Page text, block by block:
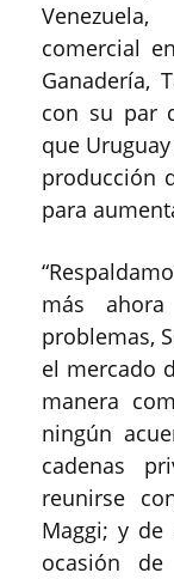
comercial
Ganadería,
con su par
que
producción
para
más
problemas,
el mercado
manera
ningún
cadenas
reunirse
Maggi; y de
ocasión